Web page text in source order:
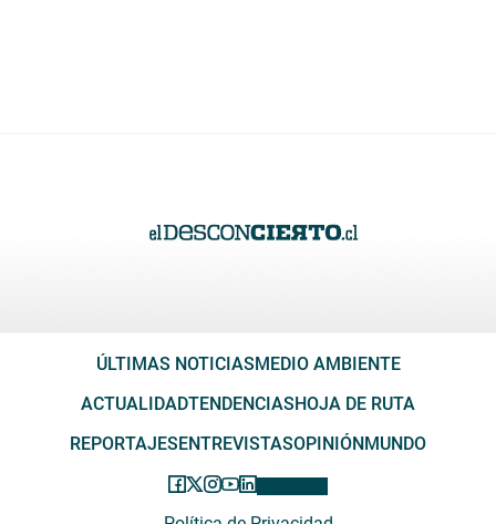
ÚLTIMAS NOTICIASMEDIO AMBIENTE
ACTUALIDADTENDENCIASHOJA DE RUTA
REPORTAJESENTREVISTASOPINIÓNMUNDO